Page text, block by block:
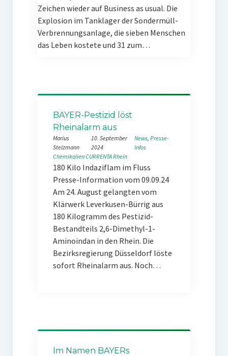
Zeichen wieder auf Business as usual. Die
Explosion im Tanklager der Sondermüll-
Verbrennungsanlage, die sieben Menschen
das Leben kostete und 31 zum…
BAYER-Pestizid löst
Rheinalarm aus
Marius
Stelzmann
10. September
2024
News, Presse-
Infos
ChemikalienCURRENTARhein
180 Kilo Indaziflam im Fluss
Presse-Information vom 09.09.24
Am 24. August gelangten vom
Klärwerk Leverkusen-Bürrig aus
180 Kilogramm des Pestizid-
Bestandteils 2,6-Dimethyl-1-
Aminoindan in den Rhein. Die
Bezirksregierung Düsseldorf löste
sofort Rheinalarm aus. Noch…
Im Namen BAYERs